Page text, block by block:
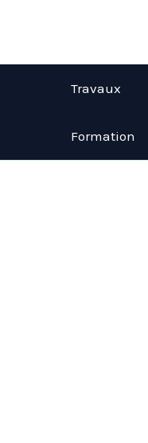
Travaux
Formation